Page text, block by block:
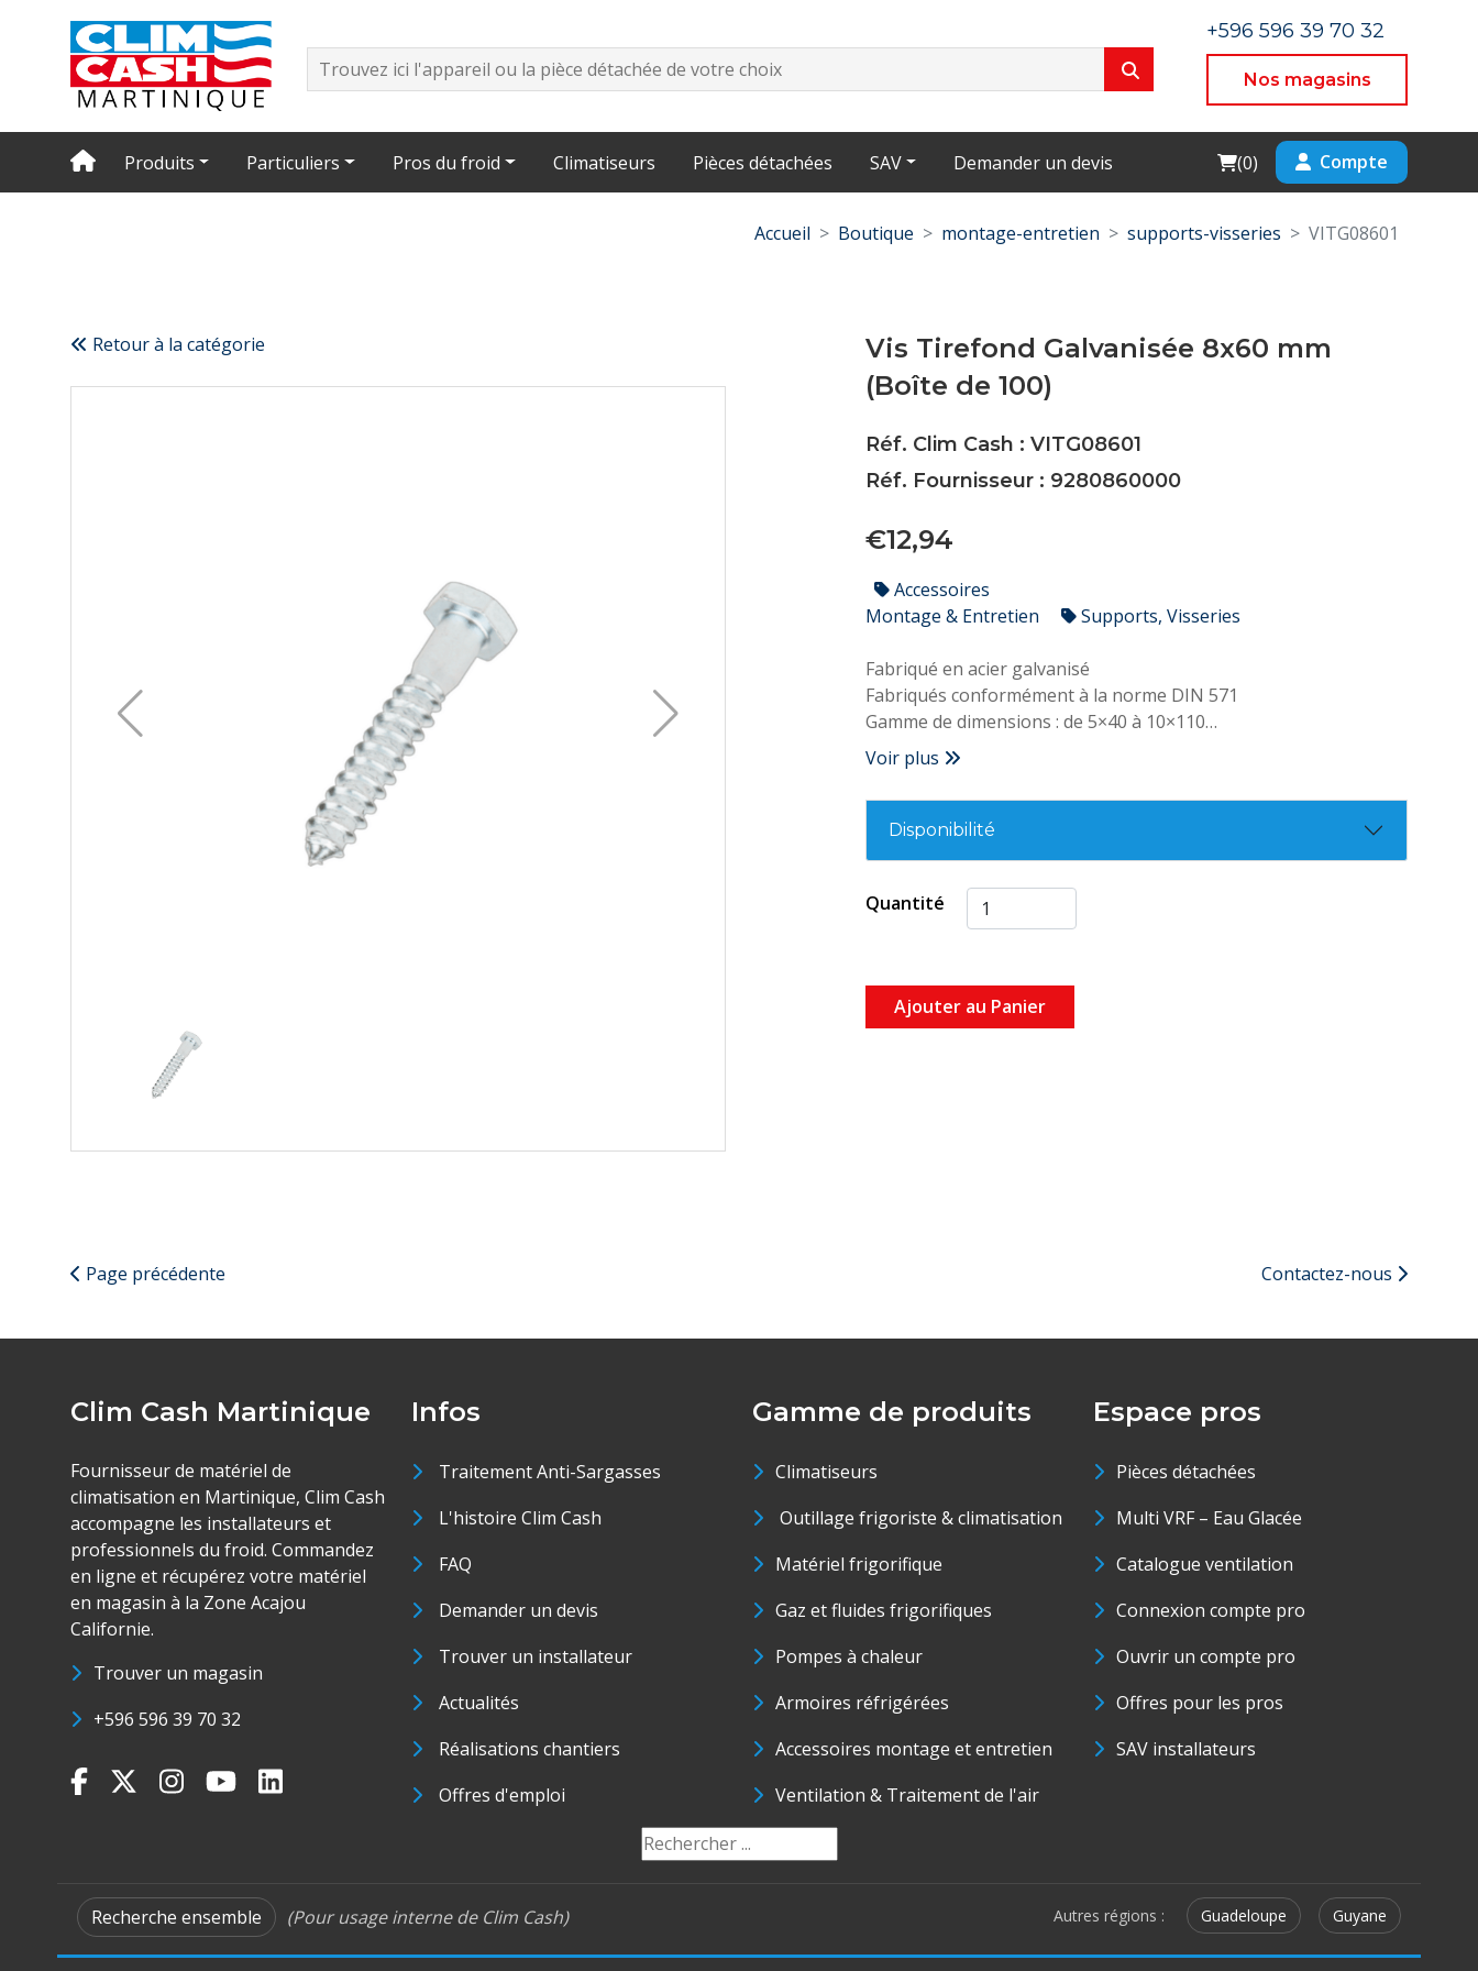
+596 596 39 70 32
Nos magasins
Produits Particuliers Pros du froid Climatiseurs Pièces détachées SAV Demander un devis Cart
(0) Compte
Accueil Boutique montage-entretien supports-visseries VITG08601
Retour à la catégorie
Vis Tirefond Galvanisée 8x60 mm
(Boîte de 100)
Réf. Clim Cash : VITG08601
Réf. Fournisseur : 9280860000
€12,94
Accessoires
Montage & Entretien
Supports, Visseries
Fabriqué en acier galvanisé
Fabriqués conformément à la norme DIN 571
Gamme de dimensions : de 5×40 à 10×110
Qualité de l'acier 4.6
Convient pour la fixation d'accessoires de profilés, d'équerres
percées, d'équerres A.C., etc
Voir plus
Disponibilité
Quantité
Ajouter au Panier
Page précédente Contactez-nous
Clim Cash Martinique
Fournisseur de matériel de
climatisation en Martinique, Clim Cash
accompagne les installateurs et
professionnels du froid. Commandez
en ligne et récupérez votre matériel
en magasin à la Zone Acajou
Californie.
Trouver un magasin
+596 596 39 70 32
Infos
Traitement Anti-Sargasses
L'histoire Clim Cash
FAQ
Demander un devis
Trouver un installateur
Actualités
Réalisations chantiers
Offres d'emploi
Gamme de produits
Climatiseurs
Outillage frigoriste & climatisation
Matériel frigorifique
Gaz et fluides frigorifiques
Pompes à chaleur
Armoires réfrigérées
Accessoires montage et entretien
Ventilation & Traitement de l'air
Espace pros
Pièces détachées
Multi VRF – Eau Glacée
Catalogue ventilation
Connexion compte pro
Ouvrir un compte pro
Offres pour les pros
SAV installateurs
Recherche ensemble (Pour usage interne de Clim Cash) Autres régions : Guadeloupe Guyane